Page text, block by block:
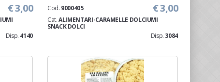
€ 3,00
Disp. 4140
€ 3,00
Cod. 9000405
Cat.ALIMENTARI-CARAMELLE DOLCIUMI
SNACK DOLCI
Disp. 3084